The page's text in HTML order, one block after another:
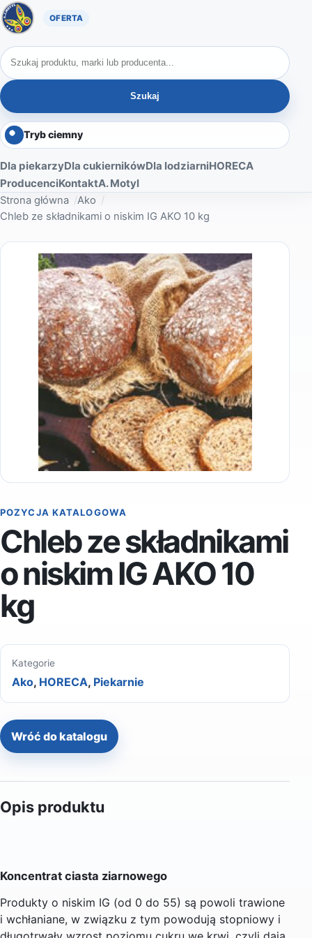
Oferta A. Motyl
Szukaj produktów
Szukaj
Tryb ciemny
Dla piekarzyDla cukiernikówDla lodziarniHORECA
ProducenciKontaktA. Motyl
Strona główna
Ako
Chleb ze składnikami o niskim IG AKO 10 kg
POZYCJA KATALOGOWA
Chleb ze składnikami
o niskim IG AKO 10
kg
Kategorie
Ako, HORECA, Piekarnie
Wróć do katalogu
Opis produktu
Koncentrat ciasta ziarnowego
Produkty o niskim IG (od 0 do 55) są powoli trawione
i wchłaniane, w związku z tym powodują stopniowy i